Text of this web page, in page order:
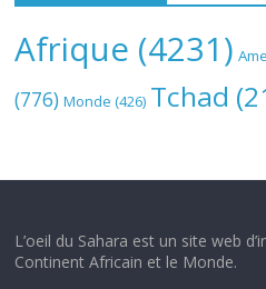
Afrique (4231)
(776) Monde (426) Tchad
L’oeil du Sahara est un site web
Continent Africain et le Monde.